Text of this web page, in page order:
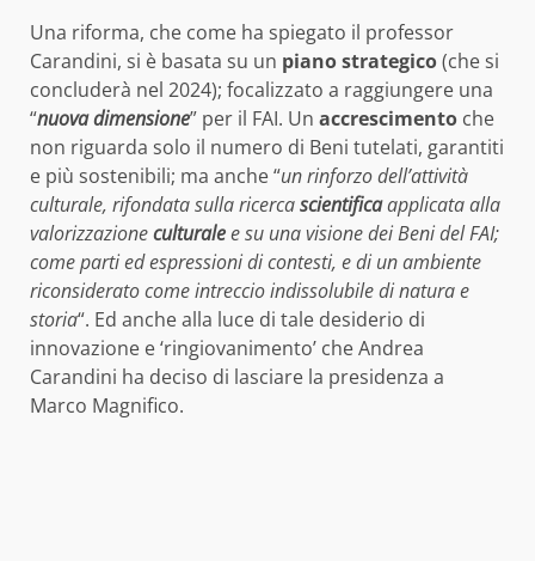
Una riforma, che come ha spiegato il professor
Carandini, si è basata su un piano strategico(che si
concluderà nel 2024); focalizzato a raggiungere una
“nuova dimensione” per il FAI. Un accrescimento che
non riguarda solo il numero di Beni tutelati, garantiti
e più sostenibili; ma anche “un rinforzo dell’attività
culturale, rifondata sulla ricercascientificaapplicata alla
valorizzazioneculturalee su una visione dei Beni del FAI;
come parti ed espressioni di contesti, e di un ambiente
riconsiderato come intreccio indissolubile di natura e
storia“. Ed anche alla luce di tale desiderio di
innovazione e ‘ringiovanimento’ che Andrea
Carandini ha deciso di lasciare la presidenza a
Marco Magnifico.